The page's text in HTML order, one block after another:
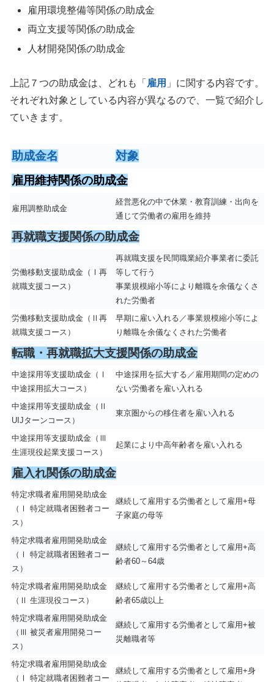
雇用環境整備等関係の助成金
両立支援等関係の助成金
人材開発関係の助成金
上記７つの助成金は、どれも「 雇用 」に関する内容です。
それぞれ対象としている内容が異なるので、一覧で紹介し
ていきます。
助成金名
対象
雇用維持関係の助成金
雇用調整助成金
経営悪化の中で休業・教育訓練・出向を
通じて労働者の雇用を維持
再就職支援関係の助成金
労働移動支援助成金（Ⅰ再
就職支援コース）
再就職支援を民間職業紹介事業者に委託
等して行う
事業規模縮小等により離職を余儀なくさ
れた労働者
労働移動支援助成金（Ⅱ再
就職支援コース）
早期に雇い入れる／事業規模縮小等によ
り離職を余儀なくされた労働者
転職・再就職拡大支援関係の助成金
中途採用等支援助成金（Ⅰ
中途採用拡大コース）
中途採用を拡大する／雇用期間の定めの
ない労働者を雇い入れる
中途採用等支援助成金（Ⅱ
UIJターンコース）
東京圏からの移住者を雇い入れる
中途採用等支援助成金（Ⅲ
生涯現役起業支援コース）
起業により中高年齢者を雇い入れる
雇入れ関係の助成金
特定求職者雇用開発助成金
（Ⅰ 特定就職者困難者コー
ス）
継続して雇用する労働者として雇用+母
子家庭の母等
特定求職者雇用開発助成金
（Ⅰ 特定就職者困難者コー
ス）
継続して雇用する労働者として雇用+高
齢者60～64歳
特定求職者雇用開発助成金
（Ⅱ 生涯現役コース）
継続して雇用する労働者として雇用+高
齢者65歳以上
特定求職者雇用開発助成金
（Ⅲ 被災者雇用開発コー
ス）
継続して雇用する労働者として雇用+被
災離職者等
特定求職者雇用開発助成金
（Ⅰ 特定就職者困難者コー
継続して雇用する労働者として雇用+身